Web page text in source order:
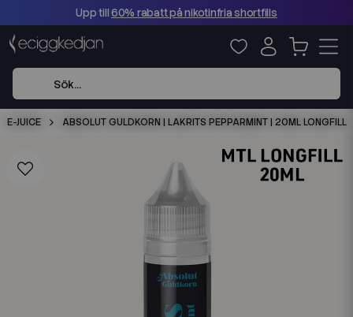
Upp till60% rabatt på nikotinfria shortfills
E-JUICE ABSOLUT GULDKORN | LAKRITS PEPPARMINT | 20ML LONGFILL